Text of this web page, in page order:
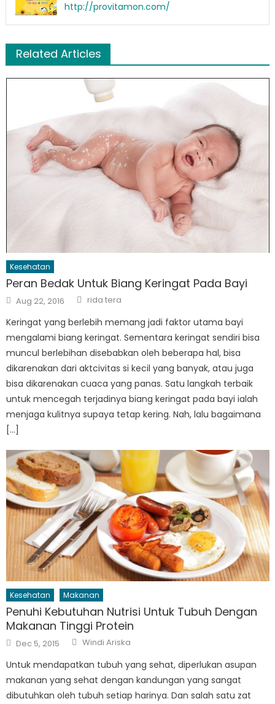
http://provitamon.com/
Related Articles
Kesehatan
Peran Bedak Untuk Biang Keringat Pada Bayi
Posted
on
Aug 22, 2016 Author
rida tera
Keringat yang berlebih memang jadi faktor utama bayi
mengalami biang keringat. Sementara keringat sendiri bisa
muncul berlebihan disebabkan oleh beberapa hal, bisa
dikarenakan dari aktcivitas si kecil yang banyak, atau juga
bisa dikarenakan cuaca yang panas. Satu langkah terbaik
untuk mencegah terjadinya biang keringat pada bayi ialah
menjaga kulitnya supaya tetap kering. Nah, lalu bagaimana
[…]
Kesehatan Makanan
Penuhi Kebutuhan Nutrisi Untuk Tubuh Dengan
Makanan Tinggi Protein
Posted
on
Dec 5, 2015 Author
Windi Ariska
Untuk mendapatkan tubuh yang sehat, diperlukan asupan
makanan yang sehat dengan kandungan yang sangat
dibutuhkan oleh tubuh setiap harinya. Dan salah satu zat